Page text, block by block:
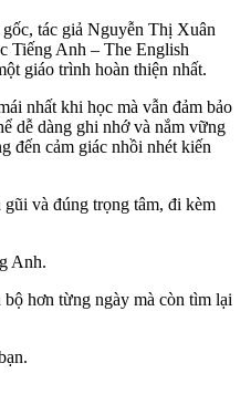
tác giả Nguyễn Thị Xuân
Tiếng Anh – The English
giáo trình hoàn thiện nhất.
nhất khi học mà vẫn đảm bảo
dễ dàng ghi nhớ và nắm vững
đến cảm giác nhồi nhét kiến
và đúng trọng tâm, đi kèm
Anh.
hơn từng ngày mà còn tìm lại